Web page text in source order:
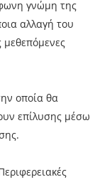
γνώμη της
αλλαγή του
μεθεπόμενες
οποία θα
επίλυσης μέσω